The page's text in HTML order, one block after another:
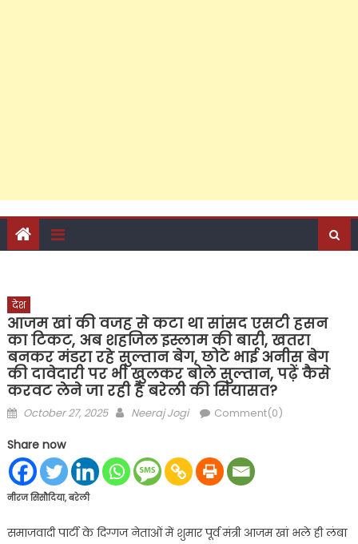
देश
आजम खां की वजह से कटा था सांसद एसटी हसन
का टिकट, अब शहजिल इस्लाम की बारी, खतरा
बनकर मंडरा रहे सुल्तान बेग, छोटे भाई अनीस बेग
की दावेदारी पर भी खुलकर बोले सुल्तान, पढ़ें कैसे
करवट लेने जा रही है बरेली की सियासत?
Posted
October 27, 2025 Author
Neeraj Jogi Comment(0)
Share now
नीरज सिसौदिया, बरेली
समाजवादी पार्टी के दिग्गज नेताओं में शुमार पूर्व मंत्री आजम खां भले ही लंबा